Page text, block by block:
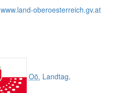
www.land-oberoesterreich.gv.at
Oö. Landtag.